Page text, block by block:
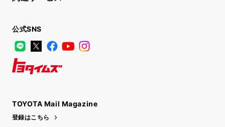
公式SNS
LINE
X FacebookYouTube
TOYOTA Mail Magazine
登録はこちら